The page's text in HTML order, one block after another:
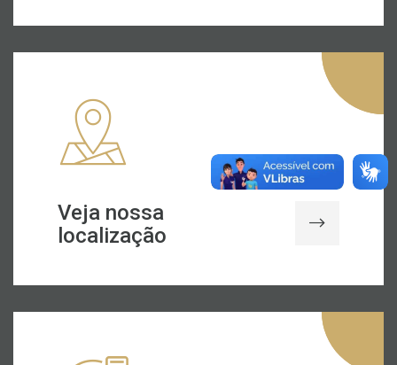
Veja nossa
localização